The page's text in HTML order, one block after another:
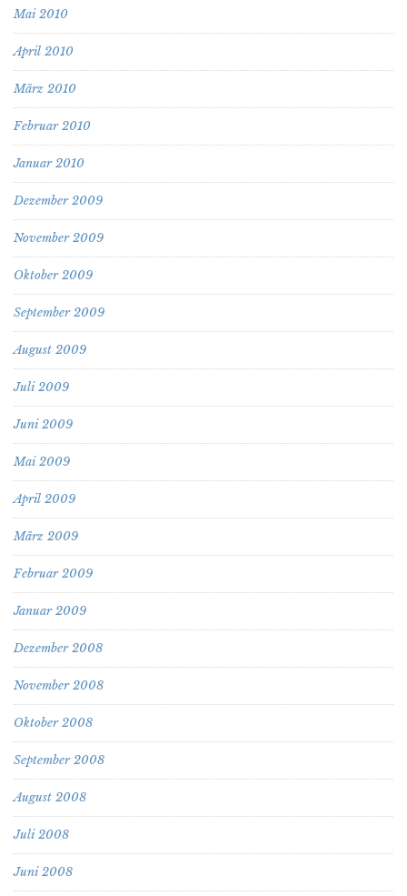
Mai 2010
April 2010
März 2010
Februar 2010
Januar 2010
Dezember 2009
November 2009
Oktober 2009
September 2009
August 2009
Juli 2009
Juni 2009
Mai 2009
April 2009
März 2009
Februar 2009
Januar 2009
Dezember 2008
November 2008
Oktober 2008
September 2008
August 2008
Juli 2008
Juni 2008